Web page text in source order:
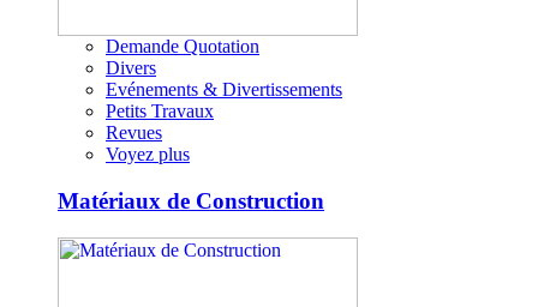
Demande Quotation
Divers
Evénements & Divertissements
Petits Travaux
Revues
Voyez plus
Matériaux de Construction